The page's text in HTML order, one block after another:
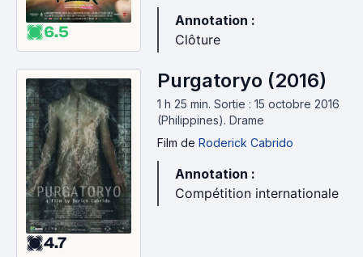
6.5
Annotation :
Clôture
4.7
Purgatoryo (2016)
1 h 25 min. Sortie : 15 octobre 2016
(Philippines). Drame
Film de Roderick Cabrido
Annotation :
Compétition internationale